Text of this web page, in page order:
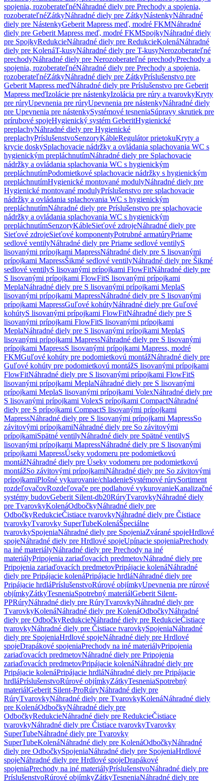
spojenia, rozoberateľnéNáhradné diely pre Prechody a spojenia,
rozoberateľnéZátkyNáhradné diely pre ZátkyNástenkyNáhradné
diely pre NástenkyGeberit Mapress meď, modré FKMNáhradné
diely pre Geberit Mapress meď, modré FKMSpojkyNáhradné diely
pre SpojkyRedukcieNáhradné diely pre RedukcieKolenáNáhradné
diely pre KolenáT-kusyNáhradné diely pre T-kusyNerozoberateľné
prechodyNáhradné diely pre Nerozoberateľné prechodyPrechody a
spojenia, rozoberateľnéNáhradné diely pre Prechody a spojenia,
rozoberateľnéZátkyNáhradné diely pre ZátkyPríslušenstvo pre
Geberit Mapress meďNáhradné diely pre Príslušenstvo pre Geberit
Mapress meďIzolácie pre nástenkyIzolácia pre rúry a tvarovkyKryty
pre rúryUpevnenia pre rúryUpevnenia pre nástenkyNáhradné diely
pre Upevnenia pre nástenkySystémové tesneniaSúpravy skrutiek pre
prírubové spojeHygienický systém GeberitHygienické
preplachyNáhradné diely pre Hygienické
preplachyPríslušenstvoSenzoryKábleRegulátor prietokuKryty a
krycie doskySplachovacie nádržky a ovládania splachovania WC s
hygienickým prepláchnutímNáhradné diely pre Splachovacie
nádržky a ovládania splachovania WC s hygienickým
prepláchnutímPodomietkové splachovacie nádržky s hygienickým
prepláchnutímHygienické montované modulyNáhradné diely pre
Hygienické montované modulyPríslušenstvo pre splachovacie
nádržky a ovládania splachovania WC s hygienickým
prepláchnutímNáhradné diely pre Príslušenstvo pre splachovacie
nádržky a ovládania splachovania WC s hygienickým
prepláchnutímSenzoryKábleSieťové zdrojeNáhradné diely pre
Sieťové zdrojeSieťové komponentyPotrubné armatúryPriame
sedlové ventilyNáhradné diely pre Priame sedlové ventilyS
lisovanými prípojkami MapressNáhradné diely pre S lisovanými
prípojkami MapressŠikmé sedlové ventilyNáhradné diely pre Šikmé
sedlové ventilyS lisovanými prípojkami FlowFitNáhradné diely pre
S lisovanými prípojkami FlowFitS lisovanými prípojkami
MeplaNáhradné diely pre S lisovanými prípojkami MeplaS
lisovanými prípojkami MapressNáhradné diely pre S lisovanými
prípojkami MapressGuľové kohútyNáhradné diely pre Guľové
kohútyS lisovanými prípojkami FlowFitNáhradné diely pre S
lisovanými prípojkami FlowFitS lisovanými prípojkami
MeplaNáhradné diely pre S lisovanými prípojkami MeplaS
lisovanými prípojkami MapressNáhradné diely pre S lisovanými
prípojkami MapressS lisovanými prípojkami Mapress, modré
FKMGuľové kohúty pre podomietkovú montážNáhradné diely pre
Guľové kohúty pre podomietkovú montážS lisovanými prípojkami
FlowFitNáhradné diely pre S lisovanými prípojkami FlowFitS
lisovanými prípojkami MeplaNáhradné diely pre S lisovanými
prípojkami MeplaS lisovanými prípojkami VolexNáhradné diely pre
S lisovanými prípojkami VolexS prípojkami CompactNáhradné
diely pre S prípojkami CompactS lisovanými prípojkami
MapressNáhradné diely pre S lisovanými prípojkami MapressSo
závitovými prípojkamiNáhradné diely pre So závitovými
prípojkamiSpätné ventilyNáhradné diely pre Spätné ventilyS
lisovanými prípojkami MapressNáhradné diely pre S lisovanými
prípojkami MapressÚseky vodomeru pre podomietkovú
montážNáhradné diely pre Úseky vodomeru pre podomietkovú
montážSo závitovými prípojkamiNáhradné diely pre So závitovými
prípojkamiPlošné vykurovanie/chladenieSystémové rúrySortiment
rozdeľovačovRozdeľovače pre podlahové vykurovanieKanalizačné
systémy budovGeberit Silent-db20RúryTvarovkyNáhradné diely
pre TvarovkyKolenáOdbočkyNáhradné diely pre
OdbočkyRedukcieČistiace tvarovkyNáhradné diely pre Čistiace
tvarovkyTvarovky SuperTubeKolenáŠpeciálne
tvarovkySpojeniaNáhradné diely pre SpojeniaZvárané spojeHrdlové
spojeNáhradné diely pre Hrdlové spojeUpínacie spojeniaPrechody
na iné materiályNáhradné diely pre Prechody na iné
materiályPripojenia zariaďovacích predmetovNáhradné diely pre
Pripojenia zariaďovacích predmetovPripájacie kolenáNáhradné
diely pre Pripájacie kolenáPripájacie hrdláNáhradné diely pre
Pripájacie hrdláPríslušenstvoRúrové objímkyUpevnenia pre rúrové
objímkyZátkyTesneniaSpotrebný materiálGeberit Silent-
PPRúryNáhradné diely pre RúryTvarovkyNáhradné diely pre
TvarovkyKolenáNáhradné diely pre KolenáOdbočkyNáhradné
diely pre OdbočkyRedukcieNáhradné diely pre RedukcieČistiace
tvarovkyNáhradné diely pre Čistiace tvarovkySpojeniaNáhradné
diely pre SpojeniaHrdlové spojeNáhradné diely pre Hrdlové
spojeDrapákové spojeniaPrechody na iné materiályPripojenia
zariaďovacích predmetovNáhradné diely pre Pripojenia
zariaďovacích predmetovPripájacie kolenáNáhradné diely pre
Pripájacie kolenáPripájacie hrdláNáhradné diely pre Pripájacie
hrdláPríslušenstvoRúrové objímkyZátkyTesneniaSpotrebný
materiálGeberit Silent-ProRúryNáhradné diely pre
RúryTvarovkyNáhradné diely pre TvarovkyKolenáNáhradné diely
pre KolenáOdbočkyNáhradné diely pre
OdbočkyRedukcieNáhradné diely pre RedukcieČistiace
tvarovkyNáhradné diely pre Čistiace tvarovkyTvarovky
SuperTubeNáhradné diely pre Tvarovky
SuperTubeKolenáNáhradné diely pre KolenáOdbočkyNáhradné
diely pre OdbočkySpojeniaNáhradné diely pre SpojeniaHrdlové
spojeNáhradné diely pre Hrdlové spojeDrapákové
spojeniaPrechody na iné materiályPríslušenstvoNáhradné diely pre
PríslušenstvoRúrové objímkyZátkyTesneniaNáhradné diely pre